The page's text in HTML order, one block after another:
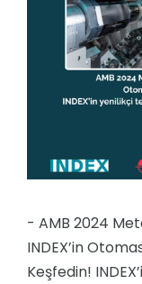
- AMB 2024
INDEX’in
Keşfedin!